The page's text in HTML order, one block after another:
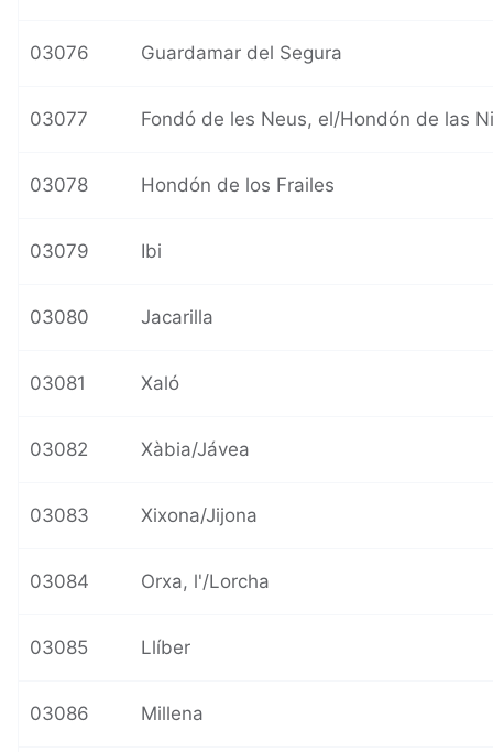
03076 Guardamar del Segura
03077 Fondó de les Neus, el/Hondón de las
03078 Hondón de los Frailes
03079 Ibi
03080 Jacarilla
03081 Xaló
03082 Xàbia/Jávea
03083 Xixona/Jijona
03084 Orxa, l'/Lorcha
03085 Llíber
03086 Millena